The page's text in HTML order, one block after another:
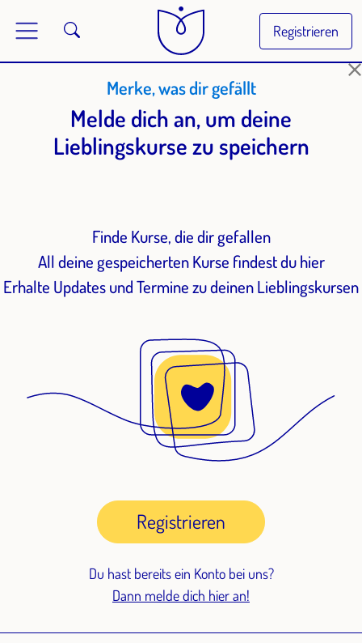
Registrieren
Merke, was dir gefällt
Melde dich an, um deine
Lieblingskurse zu speichern
Finde Kurse, die dir gefallen
All deine gespeicherten Kurse findest du hier
Erhalte Updates und Termine zu deinen Lieblingskursen
Registrieren
Du hast bereits ein Konto bei uns?
Dann melde dich hier an!